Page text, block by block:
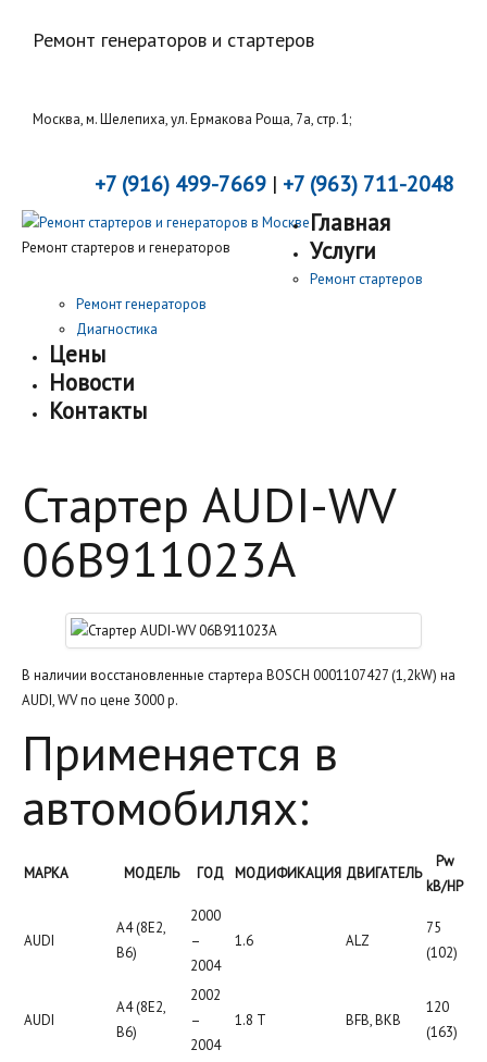
Ремонт генераторов и стартеров
Москва, м. Шелепиха, ул. Ермакова Роща, 7а, стр. 1;
+7 (916) 499-7669 | +7 (963) 711-2048
Ремонт стартеров и генераторов
Главная
Услуги
Ремонт стартеров
Ремонт генераторов
Диагностика
Цены
Новости
Контакты
Стартер AUDI-WV
06B911023A
В наличии восстановленные стартера BOSCH 0001107427 (1,2kW) на
AUDI, WV по цене 3000 р.
Применяется в
автомобилях:
МАРКА МОДЕЛЬ ГОД МОДИФИКАЦИЯ ДВИГАТЕЛЬ
Pw
kB/HP
AUDI
A4 (8E2,
B6)
2000
–
2004
1.6 ALZ
75
(102)
AUDI
A4 (8E2,
B6)
2002
–
2004
1.8 T BFB, BKB
120
(163)